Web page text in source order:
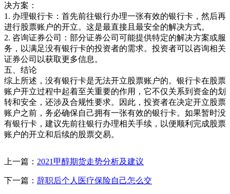
决方案：
1. 办理银行卡：首先前往银行办理一张有效的银行卡，然后再
进行股票账户的开立。这是最直接且最安全的解决方式。
2. 咨询证券公司：部分证券公司可能提供特定的解决方案或服
务，以满足没有银行卡的投资者的需求。投资者可以咨询相关
证券公司以获取更多信息。
五、结论
综上所述，没有银行卡是无法开立股票账户的。银行卡在股票
账户开立过程中起着至关重要的作用，它不仅关系到资金的划
转和安全，还涉及合规性要求。因此，投资者在决定开立股票
账户之前，务必确保自己拥有一张有效的银行卡。如果暂时没
有银行卡，建议先前往银行办理相关手续，以便顺利完成股票
账户的开立和后续的股票交易。
上一篇： 2021甲醇期货走势分析及建议
下一篇： 辞职后个人医疗保险自己怎么交